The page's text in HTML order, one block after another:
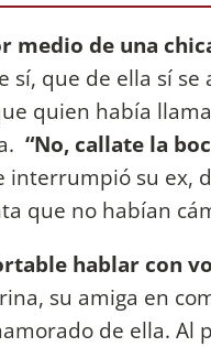
medio de una
sí, que de ella sí se
quien había
“No, callate la
interrumpió su ex,
que no habían
hablar con
su amiga en
de ella. Al